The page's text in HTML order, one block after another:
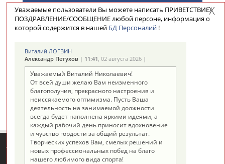
Выберите источник
-
ТАБЛО АКТИВНОСТИ
Уважаемые пользователи Вы можете написать ПРИВЕТСТВИЕ/
ПОЗДРАВЛЕНИЕ/СООБЩЕНИЕ любой персоне, информация о
которой содержится в нашей БД Персоналий!
Виталий ЛОГВИН
Александр Петухов| 11:41, 02 августа 2026 |
Уважаемый Виталий Николаевич!
От всей души желаю Вам неизменного
благополучия, прекрасного настроения и
неиссякаемого оптимизма. Пусть Ваша
деятельность на занимаемой должности
всегда будет наполнена яркими идеями, а
каждый рабочий день приносит вдохновение
и чувство гордости за общий результат.
Творческих успехов Вам, смелых решений и
новых профессиональных побед на благо
нашего любимого вида спорта!